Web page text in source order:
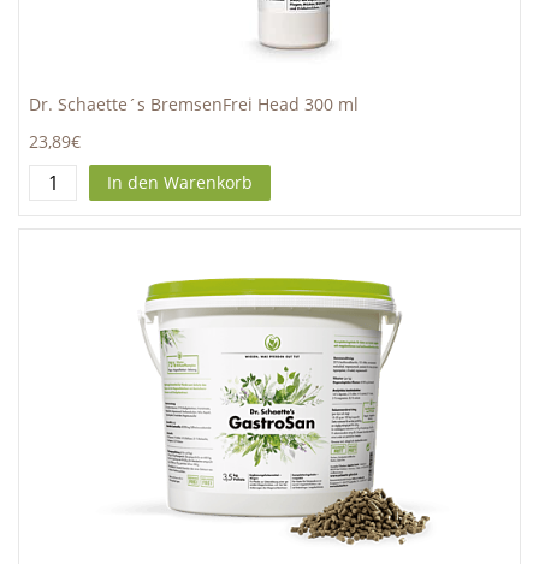
Dr. Schaette´s BremsenFrei Head 300 ml
23,89€
In den Warenkorb